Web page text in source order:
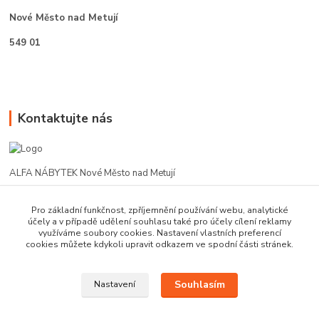
Nové Město nad Metují
549 01
Kontaktujte nás
ALFA NÁBYTEK Nové Město nad Metují
602 412 331
alfanm@seznam.cz
Pro základní funkčnost, zpříjemnění používání webu, analytické
účely a v případě udělení souhlasu také pro účely cílení reklamy
využíváme soubory cookies. Nastavení vlastních preferencí
cookies můžete kdykoli upravit odkazem ve spodní části stránek.
Nastavení Souhlasím